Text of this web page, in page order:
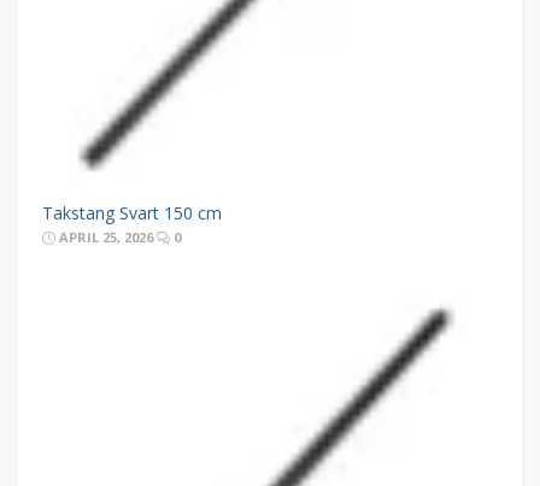
Takstang Svart 150 cm
APRIL 25, 2026 0